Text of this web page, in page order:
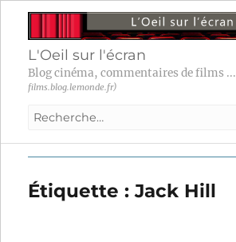
L'Oeil sur l'écran
Blog cinéma, commentaires de films ...
films.blog.lemonde.fr)
Recherche
:
Étiquette :Jack Hill